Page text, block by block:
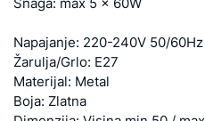
Napajanje: 220-240V 50/60Hz
Žarulja/Grlo: E27
Materijal: Metal
Boja: Zlatna